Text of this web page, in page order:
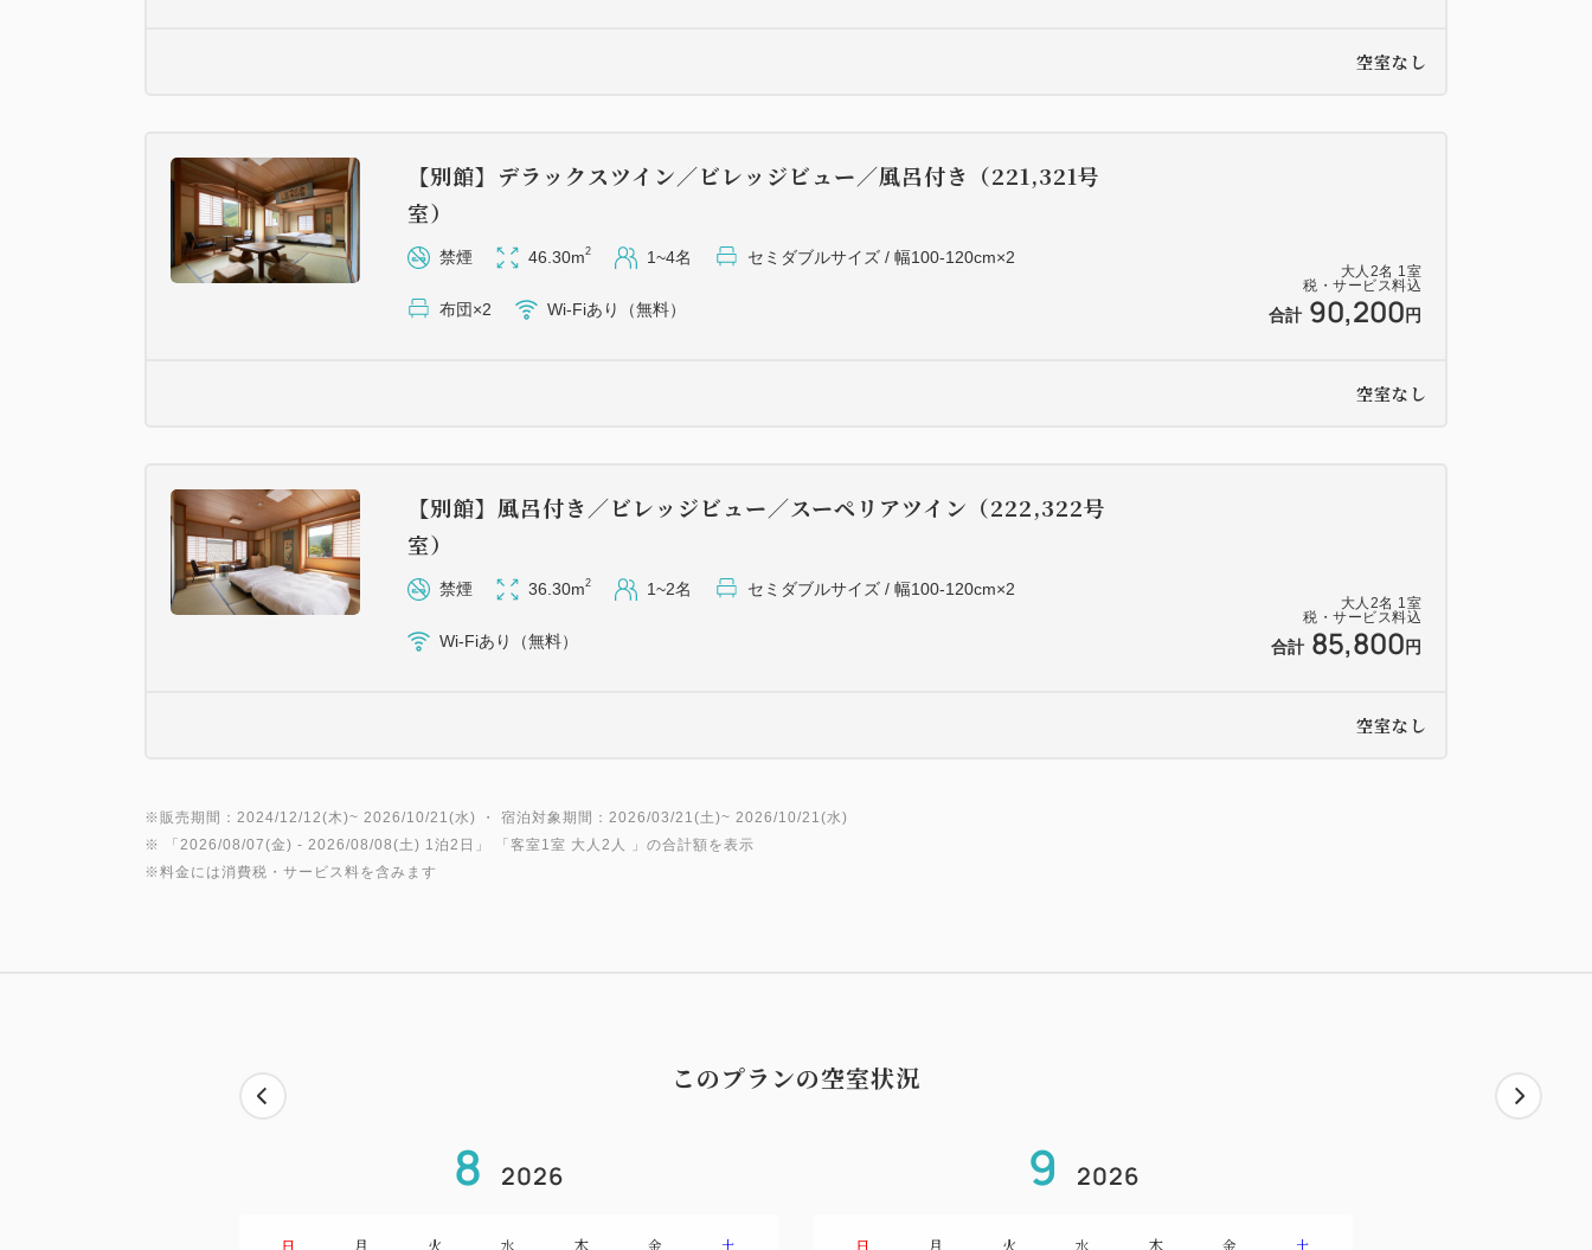
空室なし
大人 2名 1室
税・サービス料込
合計 90,200 円
【別館】デラックスツイン／ビレッジビュー／風呂付き（221,321号
室）
禁煙 46.30m2 1~4名 セミダブルサイズ / 幅100-120cm×2
布団×2 Wi-Fiあり（無料）
空室なし
大人 2名 1室
税・サービス料込
合計 85,800 円
【別館】風呂付き／ビレッジビュー／スーペリアツイン（222,322号
室）
禁煙 36.30m2 1~2名 セミダブルサイズ / 幅100-120cm×2
Wi-Fiあり（無料）
空室なし
※販売期間：2024/12/12(木)~ 2026/10/21(水) ・ 宿泊対象期間：2026/03/21(土)~ 2026/10/21(水)
※ 「 2026/08/07(金) - 2026/08/08(土) 1泊2日 」 「 客室1室 大人2人
」の合計額を表示
※料金には消費税・サービス料を含みます
このプランの空室状況
8 2026
日 月 火 水 木 金 土
9 2026
日 月 火 水 木 金 土